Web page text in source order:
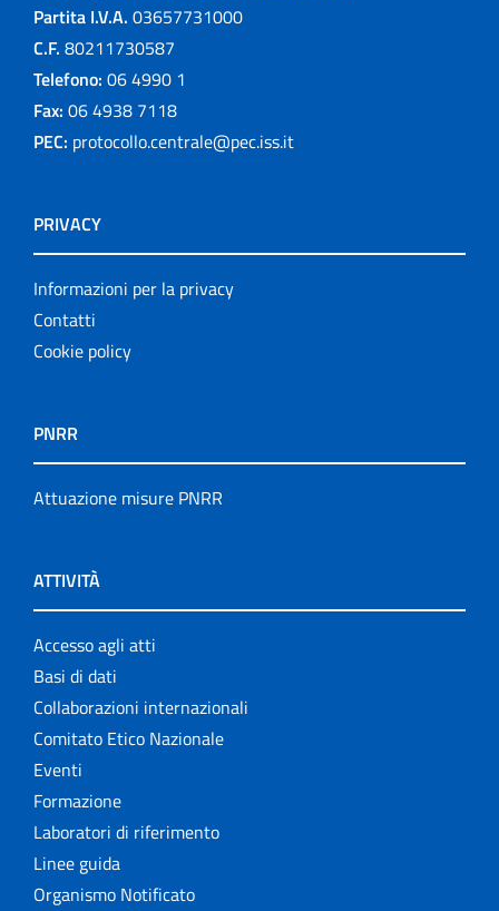
Partita I.V.A. 03657731000
C.F. 80211730587
Telefono: 06 4990 1
Fax: 06 4938 7118
PEC: protocollo.centrale@pec.iss.it
PRIVACY
Informazioni per la privacy
Contatti
Cookie policy
PNRR
Attuazione misure PNRR
ATTIVITÀ
Accesso agli atti
Basi di dati
Collaborazioni internazionali
Comitato Etico Nazionale
Eventi
Formazione
Laboratori di riferimento
Linee guida
Organismo Notificato